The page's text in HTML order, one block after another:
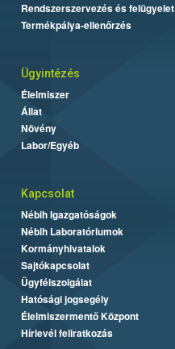
Rendszerszervezés és felügyelet
Termékpálya-ellenőrzés
Ügyintézés
Élelmiszer
Állat
Növény
Labor/Egyéb
Kapcsolat
Nébih Igazgatóságok
Nébih Laboratóriumok
Kormányhivatalok
Sajtókapcsolat
Ügyfélszolgálat
Hatósági jogsegély
Élelmiszermentő Központ
Hírlevél feliratkozás